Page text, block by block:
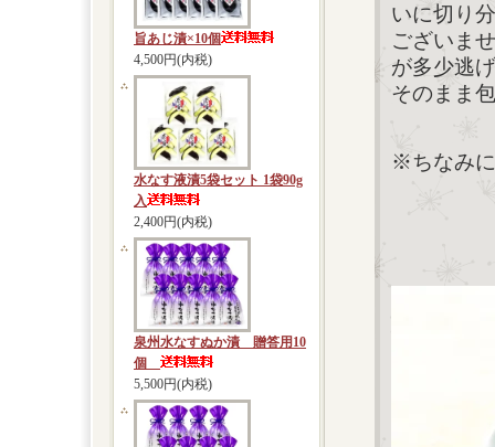
旨あじ漬×10個
4,500円(内税)
水なす液漬5袋セット 1袋90g
入
2,400円(内税)
泉州水なすぬか漬 贈答用10
個
5,500円(内税)
いに切り
ございま
が多少逃
そのまま
※ちなみ